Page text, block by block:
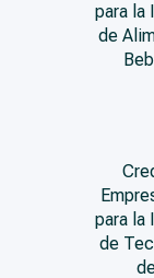
para la
de
para la
de